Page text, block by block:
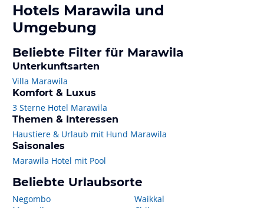
Hotels Marawila und
Umgebung
Beliebte Filter für Marawila
Unterkunftsarten
Villa Marawila
Komfort & Luxus
3 Sterne Hotel Marawila
Themen & Interessen
Haustiere & Urlaub mit Hund Marawila
Saisonales
Marawila Hotel mit Pool
Beliebte Urlaubsorte
Negombo
Waikkal